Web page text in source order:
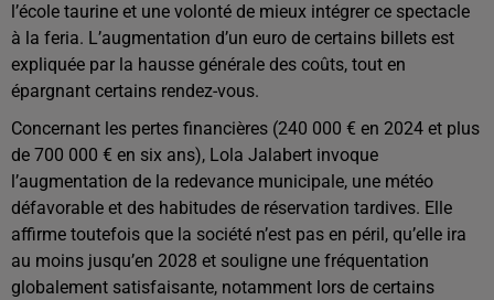
l’école taurine et une volonté de mieux intégrer ce spectacle
à la feria. L’augmentation d’un euro de certains billets est
expliquée par la hausse générale des coûts, tout en
épargnant certains rendez-vous.
Concernant les pertes financières (240 000 € en 2024 et plus
de 700 000 € en six ans), Lola Jalabert invoque
l’augmentation de la redevance municipale, une météo
défavorable et des habitudes de réservation tardives. Elle
affirme toutefois que la société n’est pas en péril, qu’elle ira
au moins jusqu’en 2028 et souligne une fréquentation
globalement satisfaisante, notamment lors de certains